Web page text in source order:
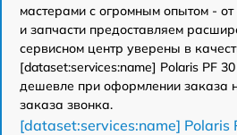
мастерами с огромным опытом -
и запчасти предоставляем
сервисном центр уверены в
[dataset:services:name] Polaris PF
дешевле при оформлении заказа
заказа звонка.
[dataset:services:name] Polaris